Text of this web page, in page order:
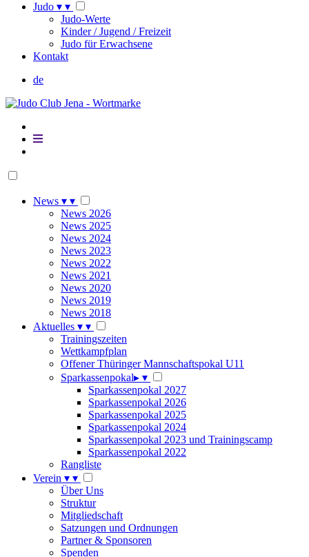
Judo ▾ ▾
Judo-Werte
Kinder / Jugend / Freizeit
Judo für Erwachsene
Kontakt
de
News ▾ ▾
News 2026
News 2025
News 2024
News 2023
News 2022
News 2021
News 2020
News 2019
News 2018
Aktuelles ▾ ▾
Trainingszeiten
Wettkampfplan
Offener Thüringer Mannschaftspokal U11
Sparkassenpokal▸ ▾
Sparkassenpokal 2027
Sparkassenpokal 2026
Sparkassenpokal 2025
Sparkassenpokal 2024
Sparkassenpokal 2023 und Trainingscamp
Sparkassenpokal 2022
Rangliste
Verein ▾ ▾
Über Uns
Struktur
Mitgliedschaft
Satzungen und Ordnungen
Partner & Sponsoren
Spenden